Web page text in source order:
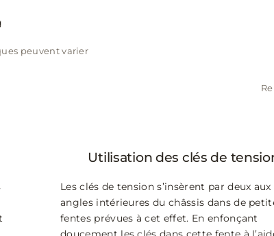
peuvent varier
Utilisation des clés de
Les clés de tension s’insèrent par deux
angles intérieures du châssis dans de
fentes prévues à cet effet. En enfonçant